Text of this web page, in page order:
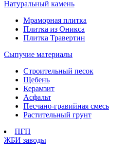
Натуральный камень
Мраморная плитка
Плитка из Оникса
Плитка Травертин
Сыпучие материалы
Строительный песок
Щебень
Керамзит
Асфальт
Песчано-гравийная смесь
Растительный грунт
ПГП
ЖБИ заводы